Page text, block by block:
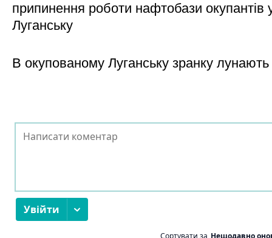
припинення роботи нафтобази окупантів
Луганську
В окупованому Луганську зранку